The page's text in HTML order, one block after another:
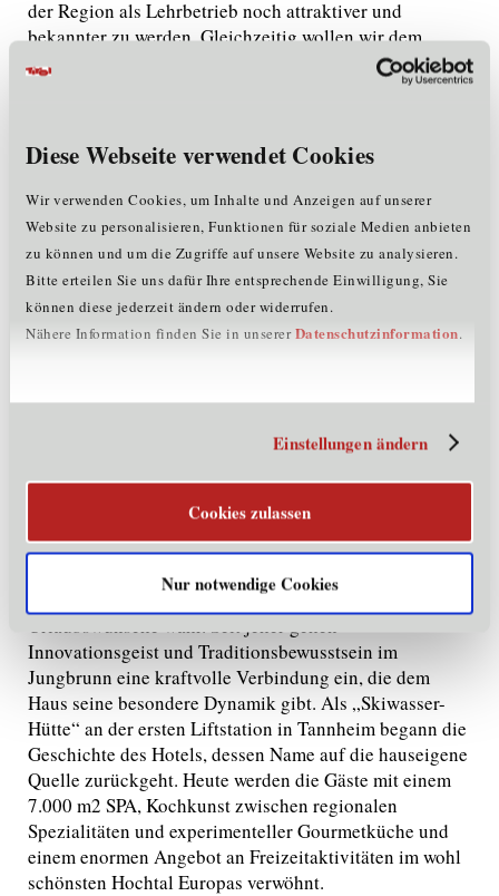
Diese Webseite verwendet Cookies
Wir verwenden Cookies, um Inhalte und Anzeigen auf unserer
Website zu personalisieren, Funktionen für soziale Medien anbieten
zu können und um die Zugriffe auf unsere Website zu analysieren.
Bitte erteilen Sie uns dafür Ihre entsprechende Einwilligung, Sie
können diese jederzeit ändern oder widerrufen.
Nähere Information finden Sie in unsererDatenschutzinformation.
Einstellungen ändern
Cookies zulassen
Nur notwendige Cookies
der Region als Lehrbetrieb noch attraktiver und
bekannter zu werden. Gleichzeitig wollen wir dem
schlechten Image der Branchenberufe durch dieses
besondere Engagement entgegen wirken. Gründe genug
wird die Entwicklung von jungen Menschen zu starken
individuellen Persönlichkeiten besonders in den
Mittelpunkt gestellt. Zusätzlich werden damit das
Teamklima und der Zusammenhalt untereinander
gefördert. Jungbrunn Lehrlinge sollen zu den besten
Lehrlingen in der Branche gehören.
Das Alpine Lifestyle Hotel Jungbrunn überzeugt seine
Ursprünglichkeit, legeren Luxus und alpine Lebensart
werden Lifestyle und die Originalität hochwertiger
Naturmaterialien zu harmonischen Wohnwelten
zusammengeführt – 81 Zimmer, Apartments und
extravagante Suiten machen unterschiedlichste
Urlaubswünsche wahr. Seit jeher gehen
Innovationsgeist und Traditionsbewusstsein im
Jungbrunn eine kraftvolle Verbindung ein, die dem
Haus seine besondere Dynamik gibt. Als „Skiwasser-
Hütte“ an der ersten Liftstation in Tannheim begann die
Geschichte des Hotels, dessen Name auf die hauseigene
Quelle zurückgeht. Heute werden die Gäste mit einem
7.000 m2 SPA, Kochkunst zwischen regionalen
Spezialitäten und experimenteller Gourmetküche und
einem enormen Angebot an Freizeitaktivitäten im wohl
schönsten Hochtal Europas verwöhnt.